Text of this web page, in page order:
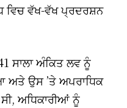
ਵਿਚ ਵੱਖ-ਵੱਖ ਪ੍ਰਦਰਸ਼ਨ
ਸਾਲਾ ਅੰਕਿਤ ਲਵ ਨੂੰ
ਅਤੇ ਉਸ ’ਤੇ ਅਪਰਾਧਿਕ
ਅਧਿਕਾਰੀਆਂ ਨੂੰ